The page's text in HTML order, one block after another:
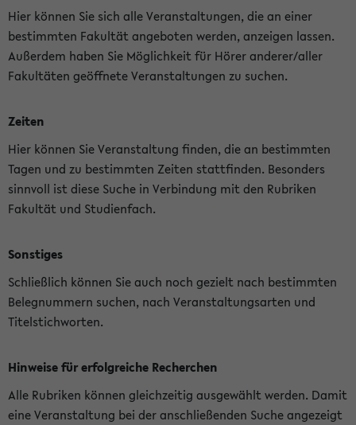
Hier können Sie sich alle Veranstaltungen, die an einer
bestimmten Fakultät angeboten werden, anzeigen lassen.
Außerdem haben Sie Möglichkeit für Hörer anderer/aller
Fakultäten geöffnete Veranstaltungen zu suchen.
Zeiten
Hier können Sie Veranstaltung finden, die an bestimmten
Tagen und zu bestimmten Zeiten stattfinden. Besonders
sinnvoll ist diese Suche in Verbindung mit den Rubriken
Fakultät und Studienfach.
Sonstiges
Schließlich können Sie auch noch gezielt nach bestimmten
Belegnummern suchen, nach Veranstaltungsarten und
Titelstichworten.
Hinweise für erfolgreiche Recherchen
Alle Rubriken können gleichzeitig ausgewählt werden. Damit
eine Veranstaltung bei der anschließenden Suche angezeigt